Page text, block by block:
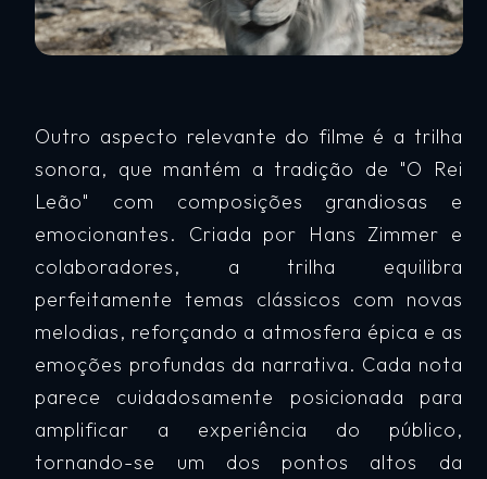
Outro aspecto relevante do filme é a trilha
sonora, que mantém a tradição de "O Rei
Leão" com composições grandiosas e
emocionantes. Criada por Hans Zimmer e
colaboradores, a trilha equilibra
perfeitamente temas clássicos com novas
melodias, reforçando a atmosfera épica e as
emoções profundas da narrativa. Cada nota
parece cuidadosamente posicionada para
amplificar a experiência do público,
tornando-se um dos pontos altos da